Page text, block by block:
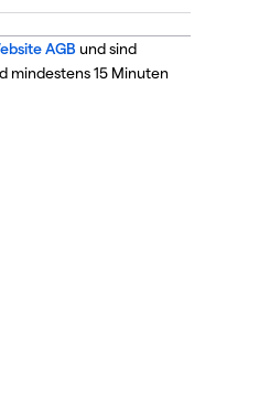
AGB und sind
mindestens 15 Minuten